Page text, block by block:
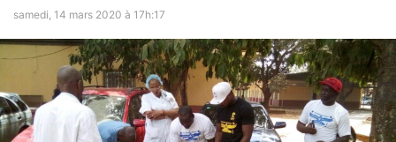
samedi, 14 mars 2020 à 17h:17